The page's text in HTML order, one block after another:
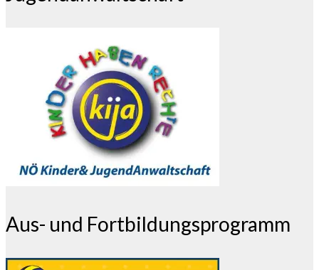
Aus- und Fortbildungsprogramm